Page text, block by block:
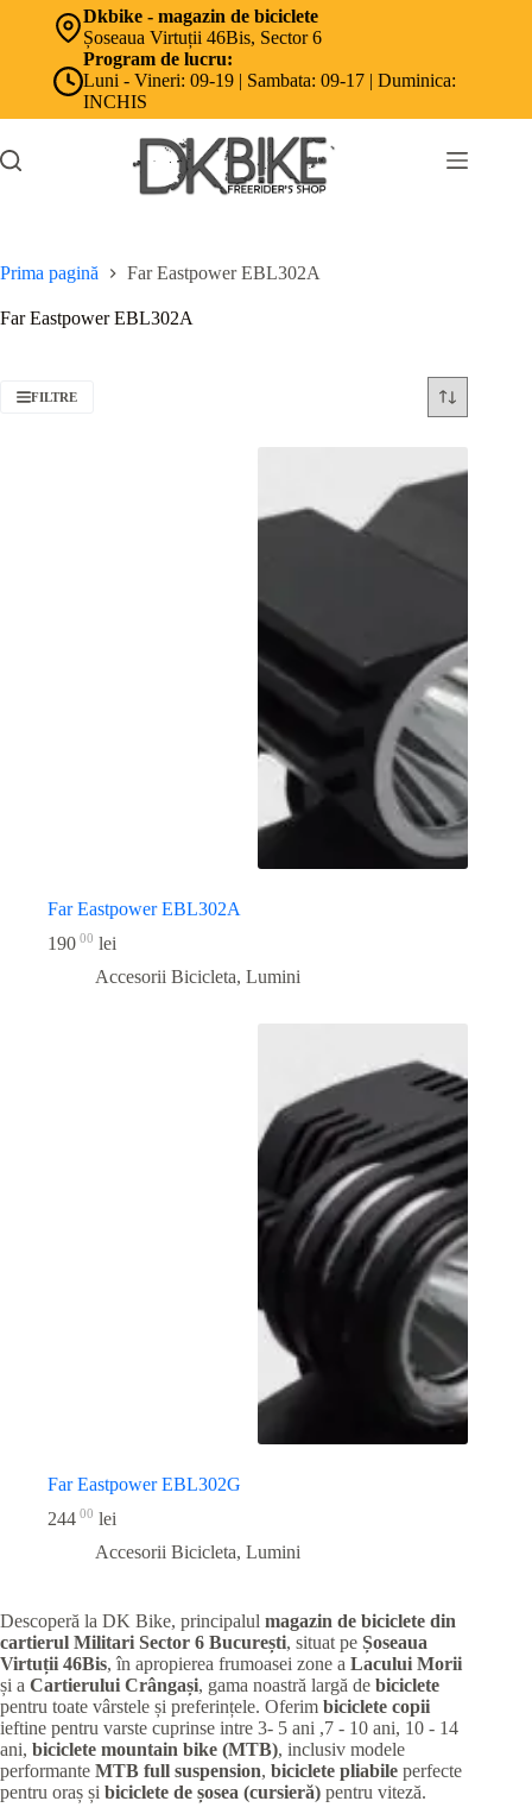
Dkbike - magazin de biciclete
Șoseaua Virtuții 46Bis, Sector 6
Program de lucru:
Luni - Vineri: 09-19 | Sambata: 09-17 | Duminica:
INCHIS
Prima pagină Far Eastpower EBL302A
Far Eastpower EBL302A
FILTRE
Far Eastpower EBL302A
190 00 lei
Accesorii Bicicleta, Lumini
Far Eastpower EBL302G
244 00 lei
Accesorii Bicicleta, Lumini
Descoperă la DK Bike, principalul magazin de biciclete din
cartierul Militari Sector 6 București, situat pe Șoseaua
Virtuții 46Bis, în apropierea frumoasei zone a Lacului Morii
și a Cartierului Crângași, gama noastră largă de biciclete
pentru toate vârstele și preferințele. Oferim biciclete copii
ieftine pentru varste cuprinse intre 3- 5 ani ,7 - 10 ani, 10 - 14
ani, biciclete mountain bike (MTB), inclusiv modele
performante MTB full suspension, biciclete pliabile perfecte
pentru oraș și biciclete de șosea (cursieră) pentru viteză.